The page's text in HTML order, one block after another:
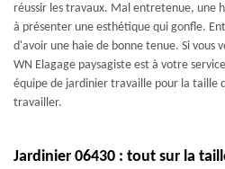
réussir les travaux. Mal entretenue, une
à présenter une esthétique qui gonfle.
d'avoir une haie de bonne tenue. Si vous
WN Elagage paysagiste est à votre
équipe de jardinier travaille pour la taille
travailler.
Jardinier 06430 : tout sur la